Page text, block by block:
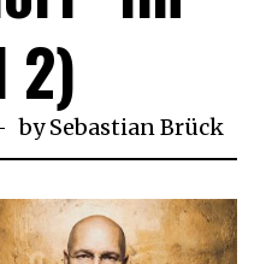
2)
bySebastian Brück